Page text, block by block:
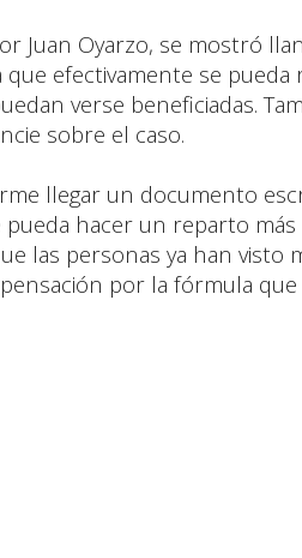
Juan Oyarzo, se mostró
efectivamente se pueda
verse beneficiadas.
sobre el caso.
llegar un documento
hacer un reparto más
las personas ya han visto
por la fórmula que